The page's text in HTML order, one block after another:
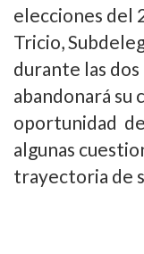
elecciones del
Tricio,
durante las
abandonará su
oportunidad
algunas
trayectoria de